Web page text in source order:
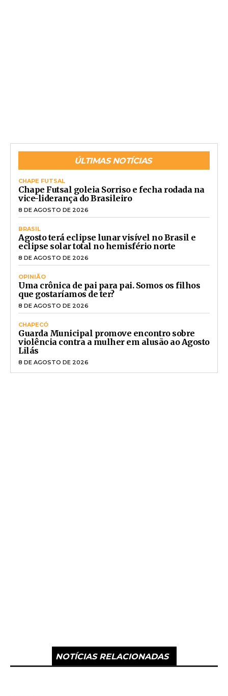
ÚLTIMAS NOTÍCIAS
CHAPE FUTSAL
Chape Futsal goleia Sorriso e fecha rodada na
vice-liderança do Brasileiro
8 DE AGOSTO DE 2026
BRASIL
Agosto terá eclipse lunar visível no Brasil e
eclipse solar total no hemisfério norte
8 DE AGOSTO DE 2026
OPINIÃO
Uma crônica de pai para pai. Somos os filhos
que gostaríamos de ter?
8 DE AGOSTO DE 2026
CHAPECÓ
Guarda Municipal promove encontro sobre
violência contra a mulher em alusão ao Agosto
Lilás
8 DE AGOSTO DE 2026
NOTÍCIAS RELACIONADAS